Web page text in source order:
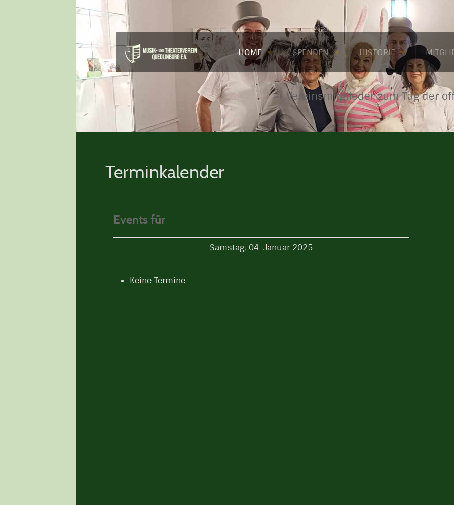
HOME SPENDEN HISTORIE
Vereinsmitglieder zum Tag der
Terminkalender
Events für
Samstag, 04. Januar 2025
Keine Termine